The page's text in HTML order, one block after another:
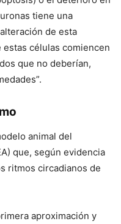
tiene una
de esta
células comiencen
que no deberían,
animal del
que, según evidencia
ritmos circadianos de
aproximación y